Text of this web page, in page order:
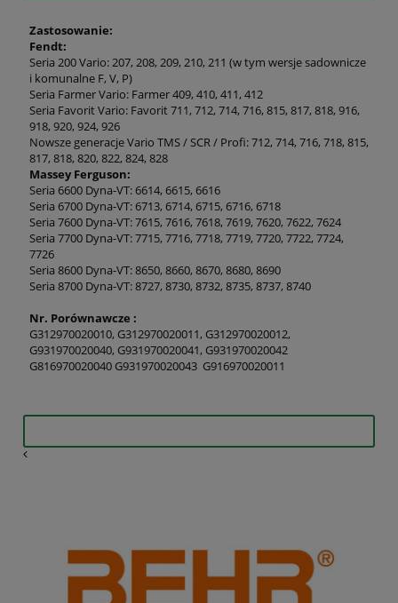
Zastosowanie:
Fendt:
Seria 200 Vario: 207, 208, 209, 210, 211 (w tym wersje sadownicze
i komunalne F, V, P)
Seria Farmer Vario: Farmer 409, 410, 411, 412
Seria Favorit Vario: Favorit 711, 712, 714, 716, 815, 817, 818, 916,
918, 920, 924, 926
Nowsze generacje Vario TMS / SCR / Profi: 712, 714, 716, 718, 815,
817, 818, 820, 822, 824, 828
Massey Ferguson:
Seria 6600 Dyna-VT: 6614, 6615, 6616
Seria 6700 Dyna-VT: 6713, 6714, 6715, 6716, 6718
Seria 7600 Dyna-VT: 7615, 7616, 7618, 7619, 7620, 7622, 7624
Seria 7700 Dyna-VT: 7715, 7716, 7718, 7719, 7720, 7722, 7724,
7726
Seria 8600 Dyna-VT: 8650, 8660, 8670, 8680, 8690
Seria 8700 Dyna-VT: 8727, 8730, 8732, 8735, 8737, 8740
Nr. Porównawcze :
G312970020010, G312970020011, G312970020012,
G931970020040, G931970020041, G931970020042
G816970020040 G931970020043 G916970020011